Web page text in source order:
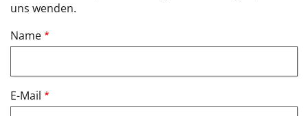
uns wenden.
Name
E-Mail